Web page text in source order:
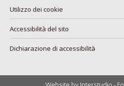
Utilizzo dei cookie
Accessibilità del sito
Dichiarazione di accessibilità